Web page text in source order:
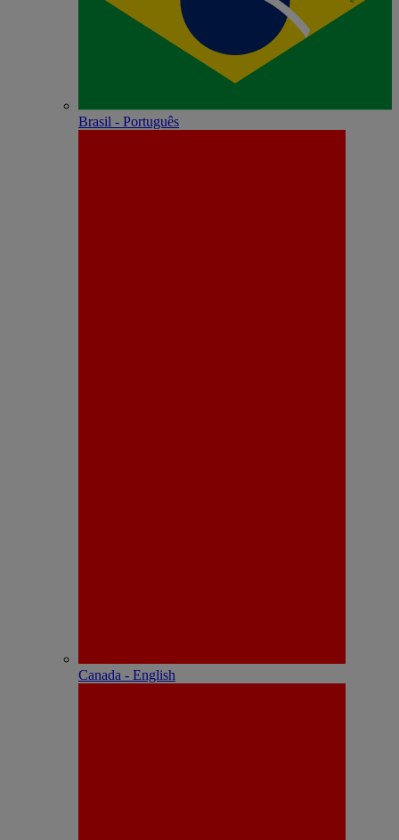
Brasil - Português
Canada - English